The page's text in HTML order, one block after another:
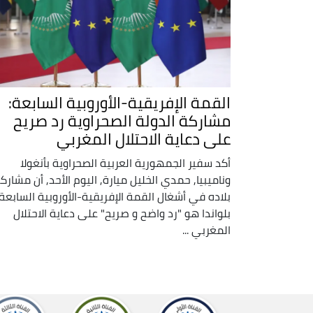
القمة الإفريقية-الأوروبية السابعة:
مشاركة الدولة الصحراوية رد صريح
على دعاية الاحتلال المغربي
أكد سفير الجمهورية العربية الصحراوية بأنغولا
وناميبيا, حمدي الخليل ميارة, اليوم الأحد, أن
بلاده في أشغال القمة الإفريقية-الأوروبية
بلواندا هو "رد واضح و صريح" على دعاية الاحتلال
المغربي ...